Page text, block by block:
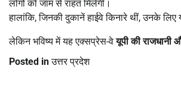
लोगों को जाम से राहत मिलेगी।
हालांकि, जिनकी दुकानें हाईवे किनारे थीं, उनके
लेकिन भविष्य में यह एक्सप्रेस-वेयूपी की राजधानी
Posted inउत्तर प्रदेश